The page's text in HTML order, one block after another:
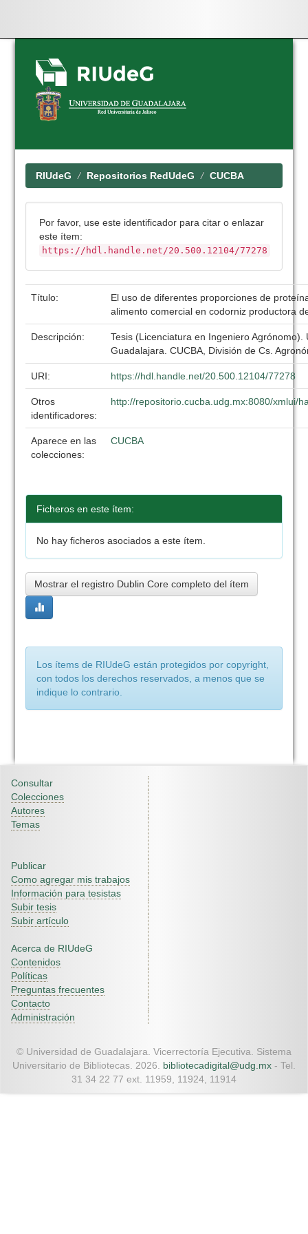
Skip
navigation
RIUdeG Repositorios RedUdeG CUCBA
Por favor, use este identificador para citar o enlazar
este ítem:
https://hdl.handle.net/20.500.12104/77278
Título:
El uso de diferentes proporciones de
alimento comercial en codorniz productora
Descripción:
Tesis (Licenciatura en Ingeniero Agrónomo).
Guadalajara. CUCBA, División de Cs.
URI: https://hdl.handle.net/20.500.12104/77278
Otros
identificadores:
http://repositorio.cucba.udg.mx:8080/xmlui/
Aparece en las
colecciones:
CUCBA
Ficheros en este ítem:
No hay ficheros asociados a este ítem.
Mostrar el registro Dublin Core completo del ítem
Los ítems de RIUdeG están protegidos por copyright,
con todos los derechos reservados, a menos que se
indique lo contrario.
Consultar
Colecciones
Autores
Temas
Publicar
Como agregar mis trabajos
Información para tesistas
Subir tesis
Subir artículo
Acerca de RIUdeG
Contenidos
Políticas
Preguntas frecuentes
Contacto
Administración
© Universidad de Guadalajara. Vicerrectoría Ejecutiva. Sistema
Universitario de Bibliotecas. 2026. bibliotecadigital@udg.mx - Tel.
31 34 22 77 ext. 11959, 11924, 11914